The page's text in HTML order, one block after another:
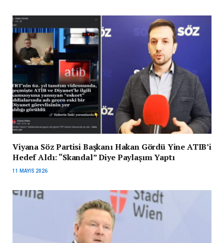
Viyana Söz Partisi Başkanı Hakan Gördü Yine ATIB’i
Hedef Aldı: “Skandal” Diye Paylaşım Yaptı
11 MAYIS 2026